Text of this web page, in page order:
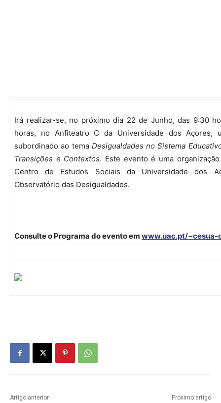
Irá realizar-se, no próximo dia 22 de Junho, das 9:30
horas, no Anfiteatro C da Universidade dos Açores,
subordinado ao tema Desigualdades no Sistema
Transições e Contextos. Este evento é uma
Centro de Estudos Sociais da Universidade dos
Observatório das Desigualdades.
Consulte o Programa do evento em www.uac.pt/~cesua-
Artigo anterior Próximo artigo